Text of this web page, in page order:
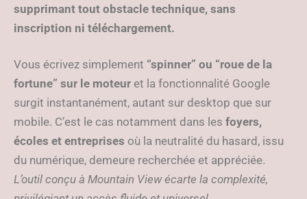
supprimant tout obstacle technique, sans
inscription ni téléchargement.
Vous écrivez simplement “spinner” ou “roue de la
fortune” sur le moteur et la fonctionnalité Google
surgit instantanément, autant sur desktop que sur
mobile. C’est le cas notamment dans les foyers,
écoles et entreprises où la neutralité du hasard, issu
du numérique, demeure recherchée et appréciée.
L’outil conçu à Mountain View écarte la complexité,